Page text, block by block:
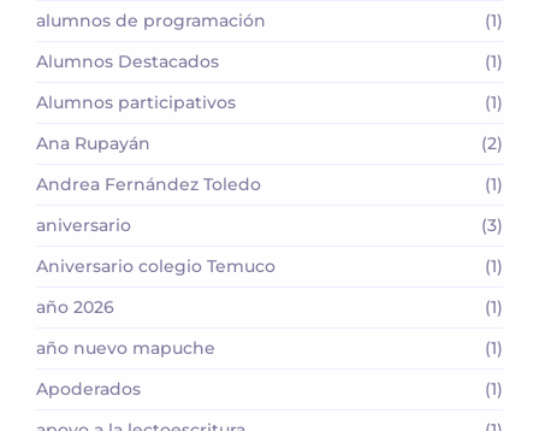
alumnos de programación
(1)
Alumnos Destacados
(1)
Alumnos participativos
(1)
Ana Rupayán
(2)
Andrea Fernández Toledo
(1)
aniversario
(3)
Aniversario colegio Temuco
(1)
año 2026
(1)
año nuevo mapuche
(1)
Apoderados
(1)